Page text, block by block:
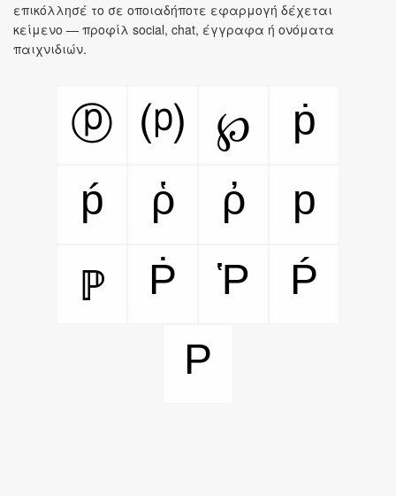
επικόλλησέ το σε οποιαδήποτε εφαρμογή δέχεται
κείμενο — προφίλ social, chat, έγγραφα ή ονόματα
παιχνιδιών.
ⓟ ⒫ ℘
ṗ
ṕ
ῥ ῤ
p
ℙ
Ṗ Ῥ
Ṕ
P